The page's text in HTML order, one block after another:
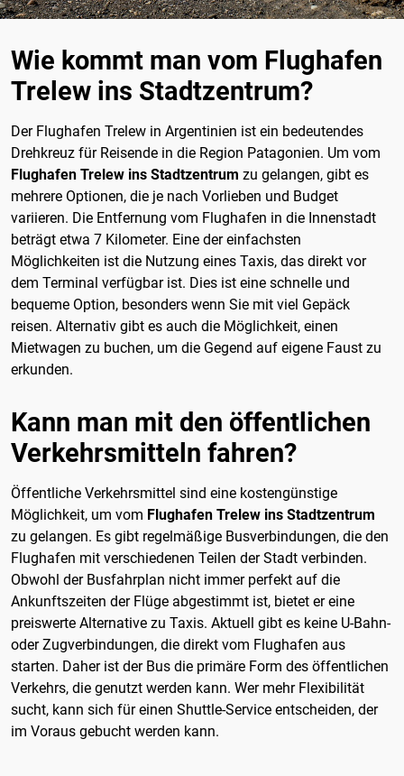
Wie kommt man vom Flughafen
Trelew ins Stadtzentrum?
Der Flughafen Trelew in Argentinien ist ein bedeutendes
Drehkreuz für Reisende in die Region Patagonien. Um vom
Flughafen Trelew ins Stadtzentrum zu gelangen, gibt es
mehrere Optionen, die je nach Vorlieben und Budget
variieren. Die Entfernung vom Flughafen in die Innenstadt
beträgt etwa 7 Kilometer. Eine der einfachsten
Möglichkeiten ist die Nutzung eines Taxis, das direkt vor
dem Terminal verfügbar ist. Dies ist eine schnelle und
bequeme Option, besonders wenn Sie mit viel Gepäck
reisen. Alternativ gibt es auch die Möglichkeit, einen
Mietwagen zu buchen, um die Gegend auf eigene Faust zu
erkunden.
Kann man mit den öffentlichen
Verkehrsmitteln fahren?
Öffentliche Verkehrsmittel sind eine kostengünstige
Möglichkeit, um vom Flughafen Trelew ins Stadtzentrum
zu gelangen. Es gibt regelmäßige Busverbindungen, die den
Flughafen mit verschiedenen Teilen der Stadt verbinden.
Obwohl der Busfahrplan nicht immer perfekt auf die
Ankunftszeiten der Flüge abgestimmt ist, bietet er eine
preiswerte Alternative zu Taxis. Aktuell gibt es keine U-Bahn-
oder Zugverbindungen, die direkt vom Flughafen aus
starten. Daher ist der Bus die primäre Form des öffentlichen
Verkehrs, die genutzt werden kann. Wer mehr Flexibilität
sucht, kann sich für einen Shuttle-Service entscheiden, der
im Voraus gebucht werden kann.